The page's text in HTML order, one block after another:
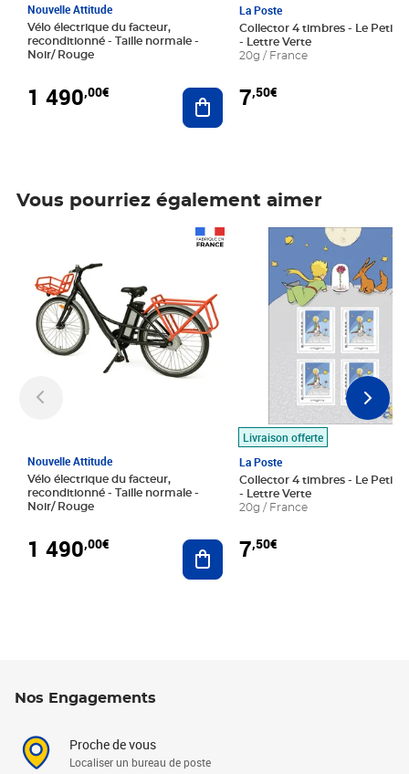
Nouvelle Attitude
Vélo électrique du facteur,
reconditionné - Taille normale -
Noir/ Rouge
1 490,00€ Ajouter au panier
La Poste
Collector 4 timbres - Le Petit
- Lettre Verte
20g / France
7,50€
Vous pourriez également aimer
Nouvelle Attitude
Vélo électrique du facteur,
reconditionné - Taille normale -
Noir/ Rouge
1 490,00€ Ajouter au panier
Livraison offerte
La Poste
Collector 4 timbres - Le Petit
- Lettre Verte
20g / France
7,50€
Prix 7,50€
Nos Engagements
Proche de vous
Localiser un bureau de poste